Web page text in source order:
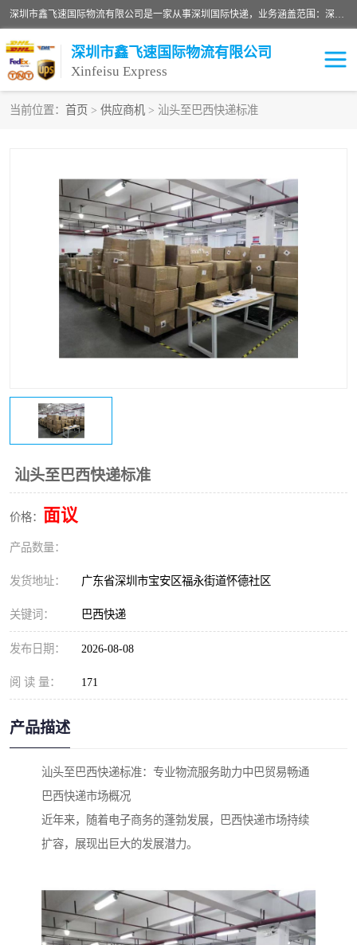
深圳市鑫飞速国际物流有限公司是一家从事深圳国际快递，业务涵盖范围：深圳DHL国际快递、深圳国际快递公司、深圳国际物流公司、深圳国际快递、深圳DHL国际快递电话可拨打全国服务热线：15019287411。欢迎各位亲来人来电到我司洽谈合作。
深圳市鑫飞速国际物流有限公司
Xinfeisu Express
当前位置： 首页 > 供应商机 > 汕头至巴西快递标准
汕头至巴西快递标准
价格： 面议
产品数量：
发货地址： 广东省深圳市宝安区福永街道怀德社区
关键词： 巴西快递
发布日期： 2026-08-08
阅 读 量： 171
产品描述
汕头至巴西快递标准：专业物流服务助力中巴贸易畅通
巴西快递市场概况
近年来，随着电子商务的蓬勃发展，巴西快递市场持续
扩容，展现出巨大的发展潜力。
俄罗斯快递 巴西快递
深圳DHL国际快递 伊朗快递
UPS国际快递 深圳国际快递公司
深圳国际物流公司 深圳国际快递电话
DHL国际快递电话 深圳国际快递